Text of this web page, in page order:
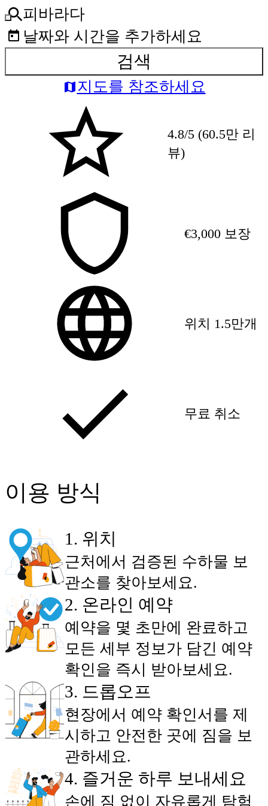
피바라다
날짜와 시간을 추가하세요
검색
지도를 참조하세요
4.8/5 (60.5만 리
뷰)
€3,000 보장
위치 1.5만개
무료 취소
이용 방식
1 . 위치
근처에서 검증된 수하물 보
관소를 찾아보세요.
2. 온라인 예약
예약을 몇 초만에 완료하고
모든 세부 정보가 담긴 예약
확인을 즉시 받아보세요.
3. 드롭오프
현장에서 예약 확인서를 제
시하고 안전한 곳에 짐을 보
관하세요.
4. 즐거운 하루 보내세요
손에 짐 없이 자유롭게 탐험